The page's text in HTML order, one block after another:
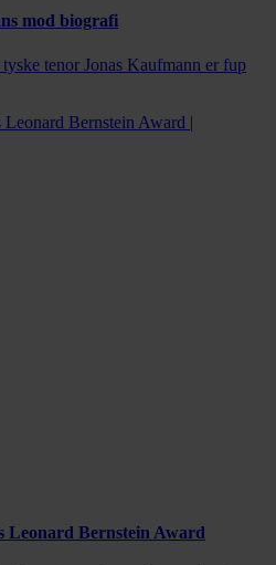
mod biografi
tenor Jonas Kaufmann er fup
Leonard Bernstein Award